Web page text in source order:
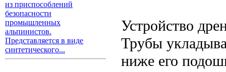
из приспособлений
безопасности
промышленных
альпинистов.
Представляется в виде
синтетического...
Устройство
Трубы
ниже его